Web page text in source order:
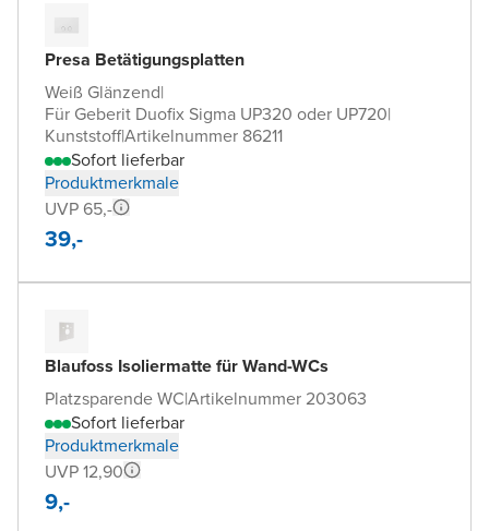
Presa Betätigungsplatten
Weiß Glänzend|
Für Geberit Duofix Sigma UP320 oder UP720|
Kunststoff|Artikelnummer 86211
Sofort lieferbar
Produktmerkmale
UVP 65,-
39,-
Blaufoss Isoliermatte für Wand-WCs
Platzsparende WC|Artikelnummer 203063
Sofort lieferbar
Produktmerkmale
UVP 12,90
9,-